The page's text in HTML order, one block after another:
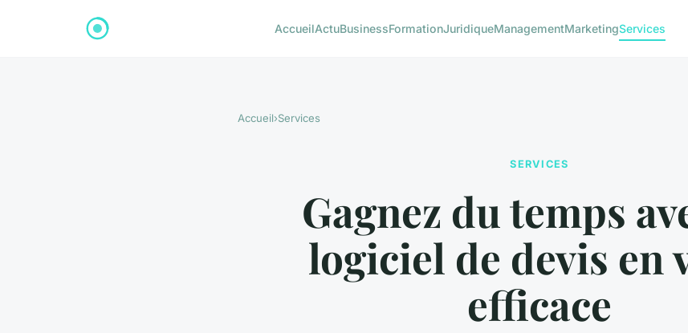
AccueilActuBusinessFormationJuridiqueManagementMarketingServices
Accueil›Services
SERVICES
Gagnez du temps
logiciel de devis en
efficace